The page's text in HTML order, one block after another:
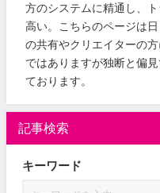
方のシステムに精通し、
高い。こちらのページは
の共有やクリエイターの
ではありますが独断と偏
ております。
記事検索
キーワード